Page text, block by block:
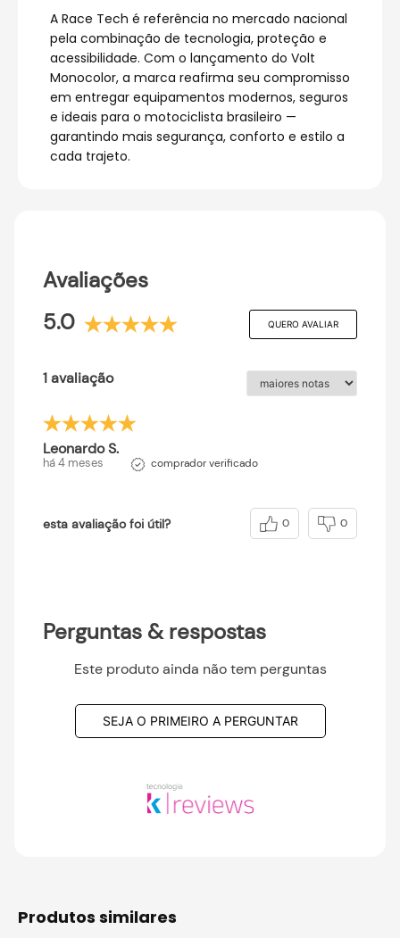
A Race Tech é referência no mercado nacional
pela combinação de tecnologia, proteção e
acessibilidade. Com o lançamento do Volt
Monocolor, a marca reafirma seu compromisso
em entregar equipamentos modernos, seguros
e ideais para o motociclista brasileiro —
garantindo mais segurança, conforto e estilo a
cada trajeto.
Avaliações
5.0
QUERO AVALIAR
1 avaliação
Leonardo S.
há 4 meses comprador verificado
esta avaliação foi útil? 0 0
Perguntas & respostas
Este produto ainda não tem perguntas
SEJA O PRIMEIRO A PERGUNTAR
produtos similares